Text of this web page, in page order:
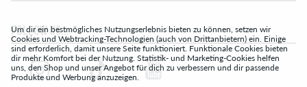
FOLLOW US...
Um dir ein bestmögliches Nutzungserlebnis bieten zu können, setzen wir
Cookies und Webtracking-Technologien (auch von Drittanbietern) ein. Einige
sind erforderlich, damit unsere Seite funktioniert. Funktionale Cookies bieten
dir mehr Komfort bei der Nutzung. Statistik- und Marketing-Cookies helfen
uns, den Shop und unser Angebot für dich zu verbessern und dir passende
Produkte und Werbung anzuzeigen.